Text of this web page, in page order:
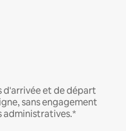
d'arrivée et de départ
sans engagement
administratives.*